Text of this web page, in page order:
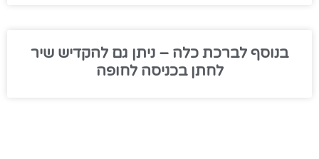
בנוסף לברכת כלה – ניתן גם להקדיש שיר
לחתן בכניסה לחופה